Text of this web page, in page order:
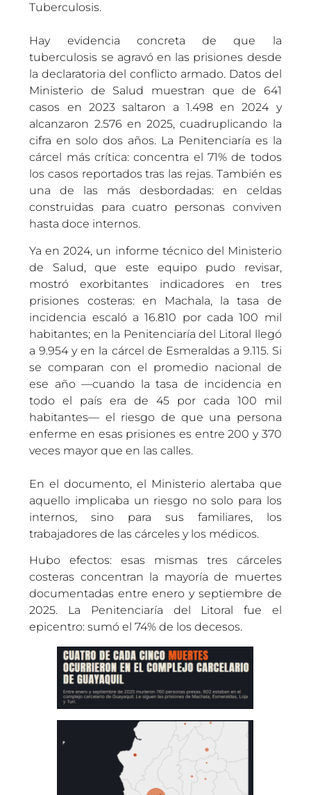
Tuberculosis.
Hay evidencia concreta de que la
tuberculosis se agravó en las prisiones desde
la declaratoria del conflicto armado. Datos del
Ministerio de Salud muestran que de 641
casos en 2023 saltaron a 1.498 en 2024 y
alcanzaron 2.576 en 2025, cuadruplicando la
cifra en solo dos años. La Penitenciaría es la
cárcel más crítica: concentra el 71% de todos
los casos reportados tras las rejas. También es
una de las más desbordadas: en celdas
construidas para cuatro personas conviven
hasta doce internos.
Ya en 2024, un informe técnico del Ministerio
de Salud, que este equipo pudo revisar,
mostró exorbitantes indicadores en tres
prisiones costeras: en Machala, la tasa de
incidencia escaló a 16.810 por cada 100 mil
habitantes; en la Penitenciaría del Litoral llegó
a 9.954 y en la cárcel de Esmeraldas a 9.115. Si
se comparan con el promedio nacional de
ese año —cuando la tasa de incidencia en
todo el país era de 45 por cada 100 mil
habitantes— el riesgo de que una persona
enferme en esas prisiones es entre 200 y 370
veces mayor que en las calles.
En el documento, el Ministerio alertaba que
aquello implicaba un riesgo no solo para los
internos, sino para sus familiares, los
trabajadores de las cárceles y los médicos.
Hubo efectos: esas mismas tres cárceles
costeras concentran la mayoría de muertes
documentadas entre enero y septiembre de
2025. La Penitenciaría del Litoral fue el
epicentro: sumó el 74% de los decesos.